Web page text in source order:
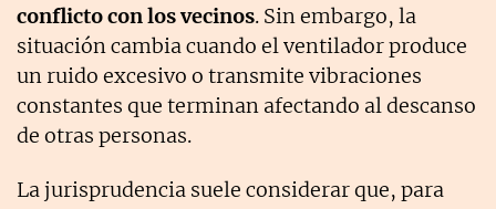
conflicto con los vecinos. Sin embargo, la
situación cambia cuando el ventilador produce
un ruido excesivo o transmite vibraciones
constantes que terminan afectando al descanso
de otras personas.
La jurisprudencia suele considerar que, para